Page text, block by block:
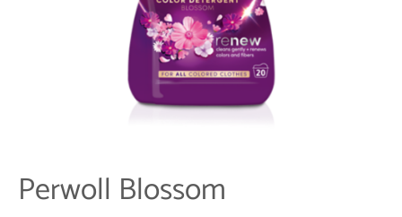
Perwoll Blossom